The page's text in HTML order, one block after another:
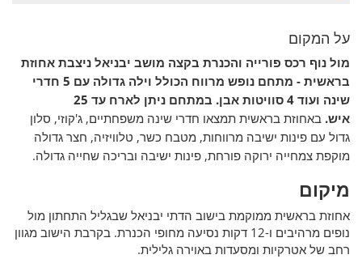
על המקום
מול נוף רכס פורייה והכנרת בקצה מושב יבניאל ניצבת אחוזת
בראשית - מתחם נופש מרווח הכולל וילה גדולה עם 5 חדרי
שינה ועוד 4 סוויטות אבן.
במתחם ניתן לארח עד 25
איש. באחוזת בראשית תמצאו חדרי שינה משפחתיים, ג'קוזי, סלון
גדול עם פינות ישיבה מרווחות, מטבח כשר, טלוויזיה, חצר גדולה
מוקפת צמחייה ירוקה פורחת, פינות ישיבה ובריכה שחייה גדולה.
מיקום
אחוזת בראשית ממוקמת בישוב הדתי יבניאל שבגליל התחתון מול
נופים מרהיבים ו-12 דקות נסיעה מחופי הכנרת. בקרבת הישוב מגוון
רחב של אטרקיות ומסעדות באוירה גלילית.